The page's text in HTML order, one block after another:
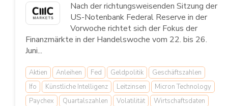
Nach der richtungsweisenden Sitzung der
US-Notenbank Federal Reserve in der
Vorwoche richtet sich der Fokus der
Finanzmärkte in der Handelswoche vom 22. bis 26.
Juni...
Aktien Anleihen Fed Geldpolitik
Geschäftszahlen
Ifo
Künstliche Intelligenz Leitzinsen
Micron Technology
Paychex
Quartalszahlen Volatilität Wirtschaftsdaten